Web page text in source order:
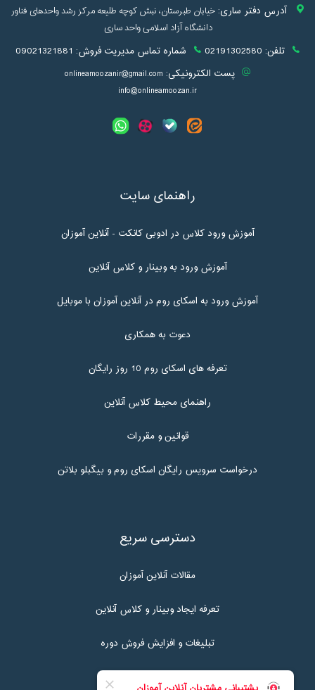
آدرس دفتر ساری:خیابان طبرستان، نبش کوچه طلیعه مرکز رشد واحدهای فناور
دانشگاه آزاد اسلامی واحد ساری
تلفن: 02191302580 شماره تماس مدیریت فروش: 09021321881
پست الکترونیکی: onlineamoozanir@gmail.com
info@onlineamoozan.ir
راهنمای سایت
آموزش ورود کلاس در ادوبی کانکت - آنلاین آموزان
آموزش ورود به وبینار و کلاس آنلاین
آموزش ورود به اسکای روم در آنلاین آموزان با موبایل
دعوت به همکاری
تعرفه های اسکای روم 10 روز رایگان
راهنمای محیط کلاس آنلاین
قوانین و مقررات
درخواست سرویس رایگان اسکای روم و بیگبلو بلاتن
دسترسی سریع
مقالات آنلاین آموزان
تعرفه ایجاد وبینار و کلاس آنلاین
تبلیغات و افزایش فروش دوره